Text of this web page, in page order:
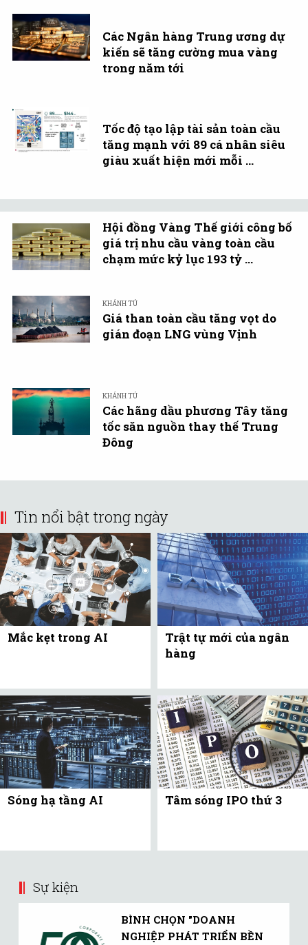
Các Ngân hàng Trung ương dự
kiến sẽ tăng cường mua vàng
trong năm tới
Tốc độ tạo lập tài sản toàn cầu
tăng mạnh với 89 cá nhân siêu
giàu xuất hiện mới mỗi ...
Hội đồng Vàng Thế giới công bố
giá trị nhu cầu vàng toàn cầu
chạm mức kỷ lục 193 tỷ ...
KHÁNH TÚ
Giá than toàn cầu tăng vọt do
gián đoạn LNG vùng Vịnh
KHÁNH TÚ
Các hãng dầu phương Tây tăng
tốc săn nguồn thay thế Trung
Đông
Tin nổi bật trong ngày
Mắc kẹt trong AI
Trật tự mới của ngân
hàng
Sóng hạ tầng AI Tâm sóng IPO thứ 3
Sự kiện
BÌNH CHỌN "DOANH
NGHIỆP PHÁT TRIỂN BỀN